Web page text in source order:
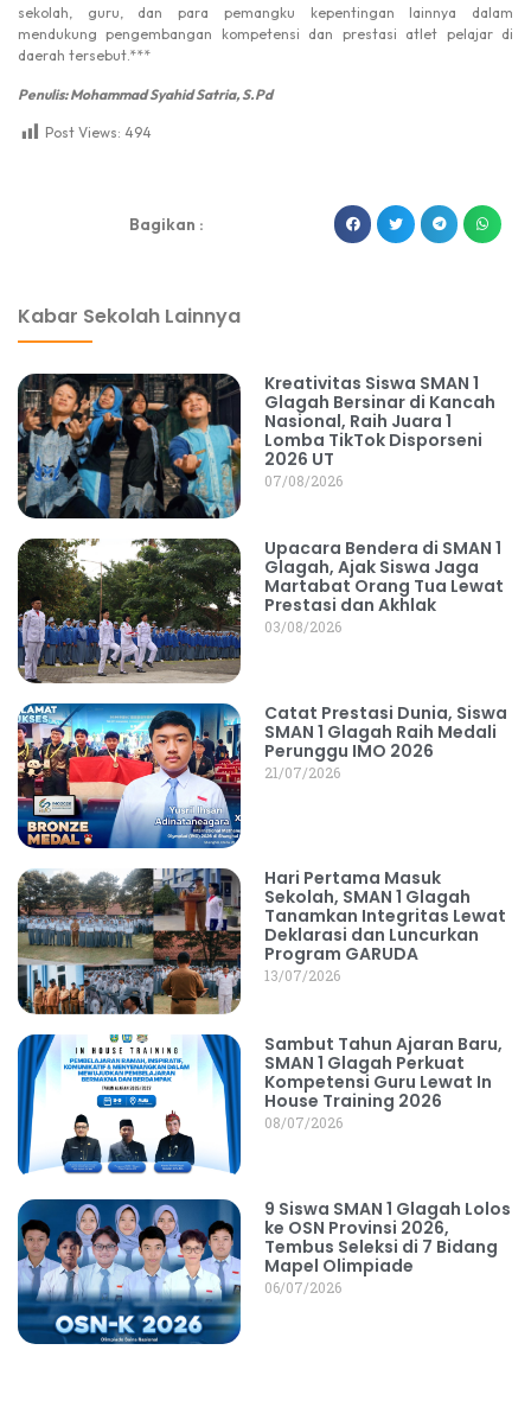
sekolah, guru, dan para pemangku kepentingan lainnya dalam
mendukung pengembangan kompetensi dan prestasi atlet pelajar di
daerah tersebut.***
Penulis: Mohammad Syahid Satria, S.Pd
Post Views: 494
Bagikan :
Kabar Sekolah Lainnya
Kreativitas Siswa SMAN 1
Glagah Bersinar di Kancah
Nasional, Raih Juara 1
Lomba TikTok Disporseni
2026 UT
07/08/2026
Upacara Bendera di SMAN 1
Glagah, Ajak Siswa Jaga
Martabat Orang Tua Lewat
Prestasi dan Akhlak
03/08/2026
Catat Prestasi Dunia, Siswa
SMAN 1 Glagah Raih Medali
Perunggu IMO 2026
21/07/2026
Hari Pertama Masuk
Sekolah, SMAN 1 Glagah
Tanamkan Integritas Lewat
Deklarasi dan Luncurkan
Program GARUDA
13/07/2026
Sambut Tahun Ajaran Baru,
SMAN 1 Glagah Perkuat
Kompetensi Guru Lewat In
House Training 2026
08/07/2026
9 Siswa SMAN 1 Glagah Lolos
ke OSN Provinsi 2026,
Tembus Seleksi di 7 Bidang
Mapel Olimpiade
06/07/2026